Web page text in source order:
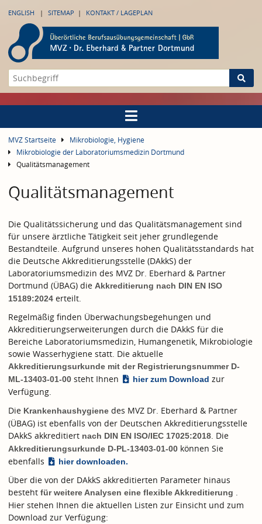
ENGLISH SITEMAP KONTAKT / LAGEPLAN
MVZ Startseite
Mikrobiologie, Hygiene
Mikrobiologie der Laboratoriumsmedizin Dortmund
Qualitätsmanagement
Qualitätsmanagement
Die Qualitätssicherung und das Qualitätsmanagement sind
für unsere ärztliche Tätigkeit seit jeher grundlegende
Bestandteile. Aufgrund unseres hohen Qualitätsstandards hat
die Deutsche Akkreditierungsstelle (DAkkS) der
Laboratoriumsmedizin des MVZ Dr. Eberhard & Partner
Dortmund (ÜBAG) die Akkreditierung nach DIN EN ISO
15189:2024 erteilt.
Regelmäßig finden Überwachungsbegehungen und
Akkreditierungserweiterungen durch die DAkkS für die
Bereiche Laboratoriumsmedizin, Humangenetik, Mikrobiologie
sowie Wasserhygiene statt. Die aktuelle
Akkreditierungsurkunde mit der Registrierungsnummer D-
ML-13403-01-00 steht Ihnen hier zum Download zur
Verfügung.
Die Krankenhaushygiene des MVZ Dr. Eberhard & Partner
(ÜBAG) ist ebenfalls von der Deutschen Akkreditierungsstelle
DAkkS akkreditiert nach DIN EN ISO/IEC 17025:2018 . Die
Akkreditierungsurkunde D-PL-13403-01-00 können Sie
ebenfalls
hier downloaden.
Über die von der DAkkS akkreditierten Parameter hinaus
besteht für weitere Analysen eine flexible Akkreditierung .
Hier stehen Ihnen die aktuellen Listen zur Einsicht und zum
Download zur Verfügung: